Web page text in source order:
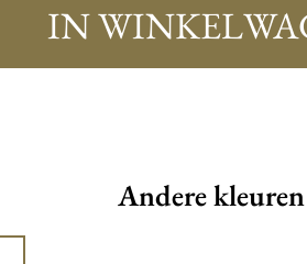
IN
Andere kleuren